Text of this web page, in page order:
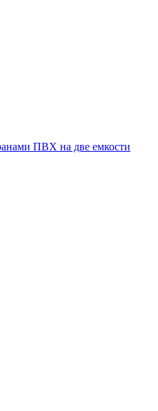
ПВХ на две емкости